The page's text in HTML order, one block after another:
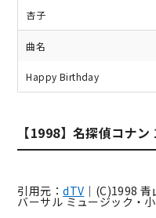
杏子
曲名
Happy Birthday
【1998】名探偵コナ
引用元：dTV ｜(C)1998
バーサル ミュージック・